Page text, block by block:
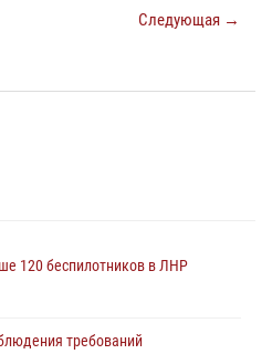
Следующая →
120 беспилотников в ЛНР
требований